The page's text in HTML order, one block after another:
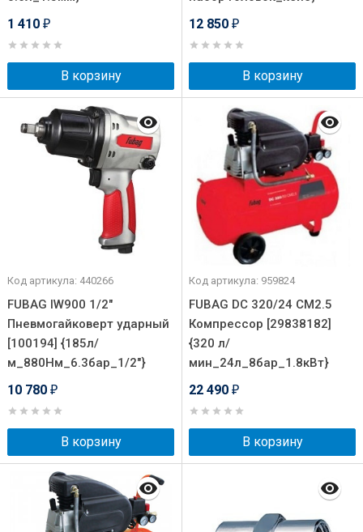
1 410 ₽
В корзину
12 850 ₽
В корзину
Код артикула: 440266
FUBAG IW900 1/2"
Пневмогайковерт ударный
[100194] {185л/
м_880Нм_6.3бар_1/2"}
10 780 ₽
В корзину
Код артикула: 959824
FUBAG DC 320/24 CM2.5
Компрессор [29838182]
{320 л/
мин_24л_8бар_1.8кВт}
22 490 ₽
В корзину